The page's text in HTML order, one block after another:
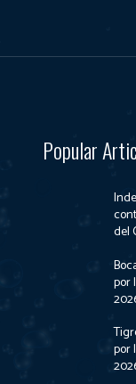
Popular
del
por
por